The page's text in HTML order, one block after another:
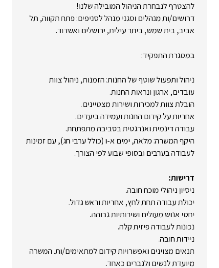
להצטרף לנבחרת הניהול המובילה שלנו!
דרושים/ות מנהלים וסגני מנהל לסניפים: פתח תקווה, תל
אביב, בית שמש, ביתר עילית, ירושלים ואשדוד.
במסגרת התפקיד:
ניהול ותפעול שוטף של החנות: הזמנות, ניהול צוות
עובדים, ארגון ונראות החנות.
הובלת צוות למכירות ושירות מצטיינים.
אחריות על קידום החנות ועמידה ביעדים.
עבודה דינמית ואנרגטית בסביבה מתפתחת.
היקף המשרה: מלאה, ימים א-ו (כולל ערבי חג), עם זמינות
לעבודה בערבים ובסופי שבוע לפי הצורך.
דרישות:
ניסיון ניהולי מוכח חובה.
יכולת עבודה תחת לחץ, אחריות וראש גדול.
יחסי אנוש מעולים ושירותיות גבוהה.
נכונות לעבודה פיזית קלה.
ניידות חובה.
תנאים מצוינים ואפשרויות קידום למתאימים/ות. המשרה
מיועדת לנשים ולגברים כאחד.